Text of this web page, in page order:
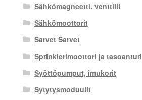
Sähkömagneetti. venttiili
Sähkömoottorit
Sarvet Sarvet
Sprinklerimoottori ja tasoanturi
Syöttöpumput, imukorit
Sytytysmoduulit